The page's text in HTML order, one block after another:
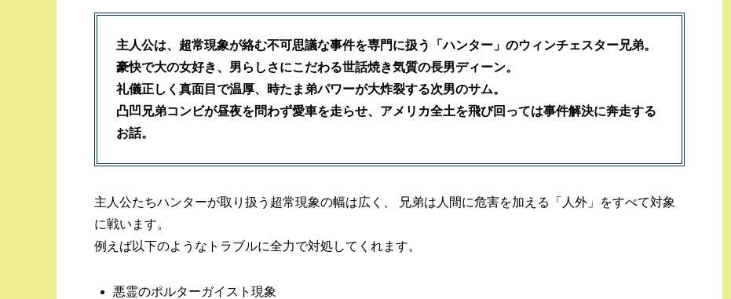
主人公は、 超常現象が絡む不可思議な事件を専門に扱う「ハンター」のウィンチェスター兄弟。
豪快で大の女好き、男らしさにこだわる世話焼き気質の長男ディーン。
礼儀正しく真面目で温厚、時たま弟パワーが大炸裂する次男のサム。
凸凹兄弟コンビが昼夜を問わず愛車を走らせ、アメリカ全土を飛び回っては事件解決に奔走する
お話。
主人公たちハンターが取り扱う超常現象の幅は広く、 兄弟は人間に危害を加える「人外」をすべて対象
に戦います。
例えば以下のようなトラブルに全力で対処してくれます。
悪霊のポルターガイスト現象